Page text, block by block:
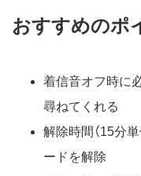
おすすめのポ
着信音オフ時に
尋ねてくれる
解除時間（15分
ードを解除